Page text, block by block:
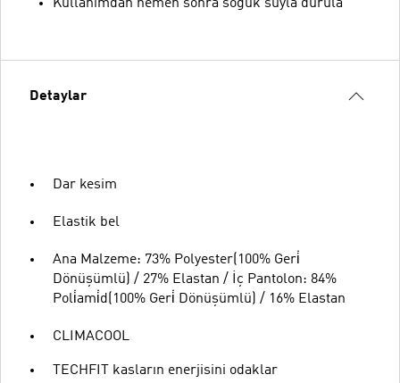
Kullanımdan hemen sonra soğuk suyla durula
Detaylar
Dar kesim
Elastik bel
Ana Malzeme: 73% Polyester(100% Geri̇
Dönüşümlü) / 27% Elastan / İç Pantolon: 84%
Poli̇ami̇d(100% Geri̇ Dönüşümlü) / 16% Elastan
CLIMACOOL
TECHFIT kasların enerjisini odaklar